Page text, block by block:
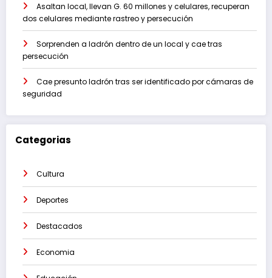
Asaltan local, llevan G. 60 millones y celulares, recuperan
dos celulares mediante rastreo y persecución
Sorprenden a ladrón dentro de un local y cae tras
persecución
Cae presunto ladrón tras ser identificado por cámaras de
seguridad
Categorias
Cultura
Deportes
Destacados
Economia